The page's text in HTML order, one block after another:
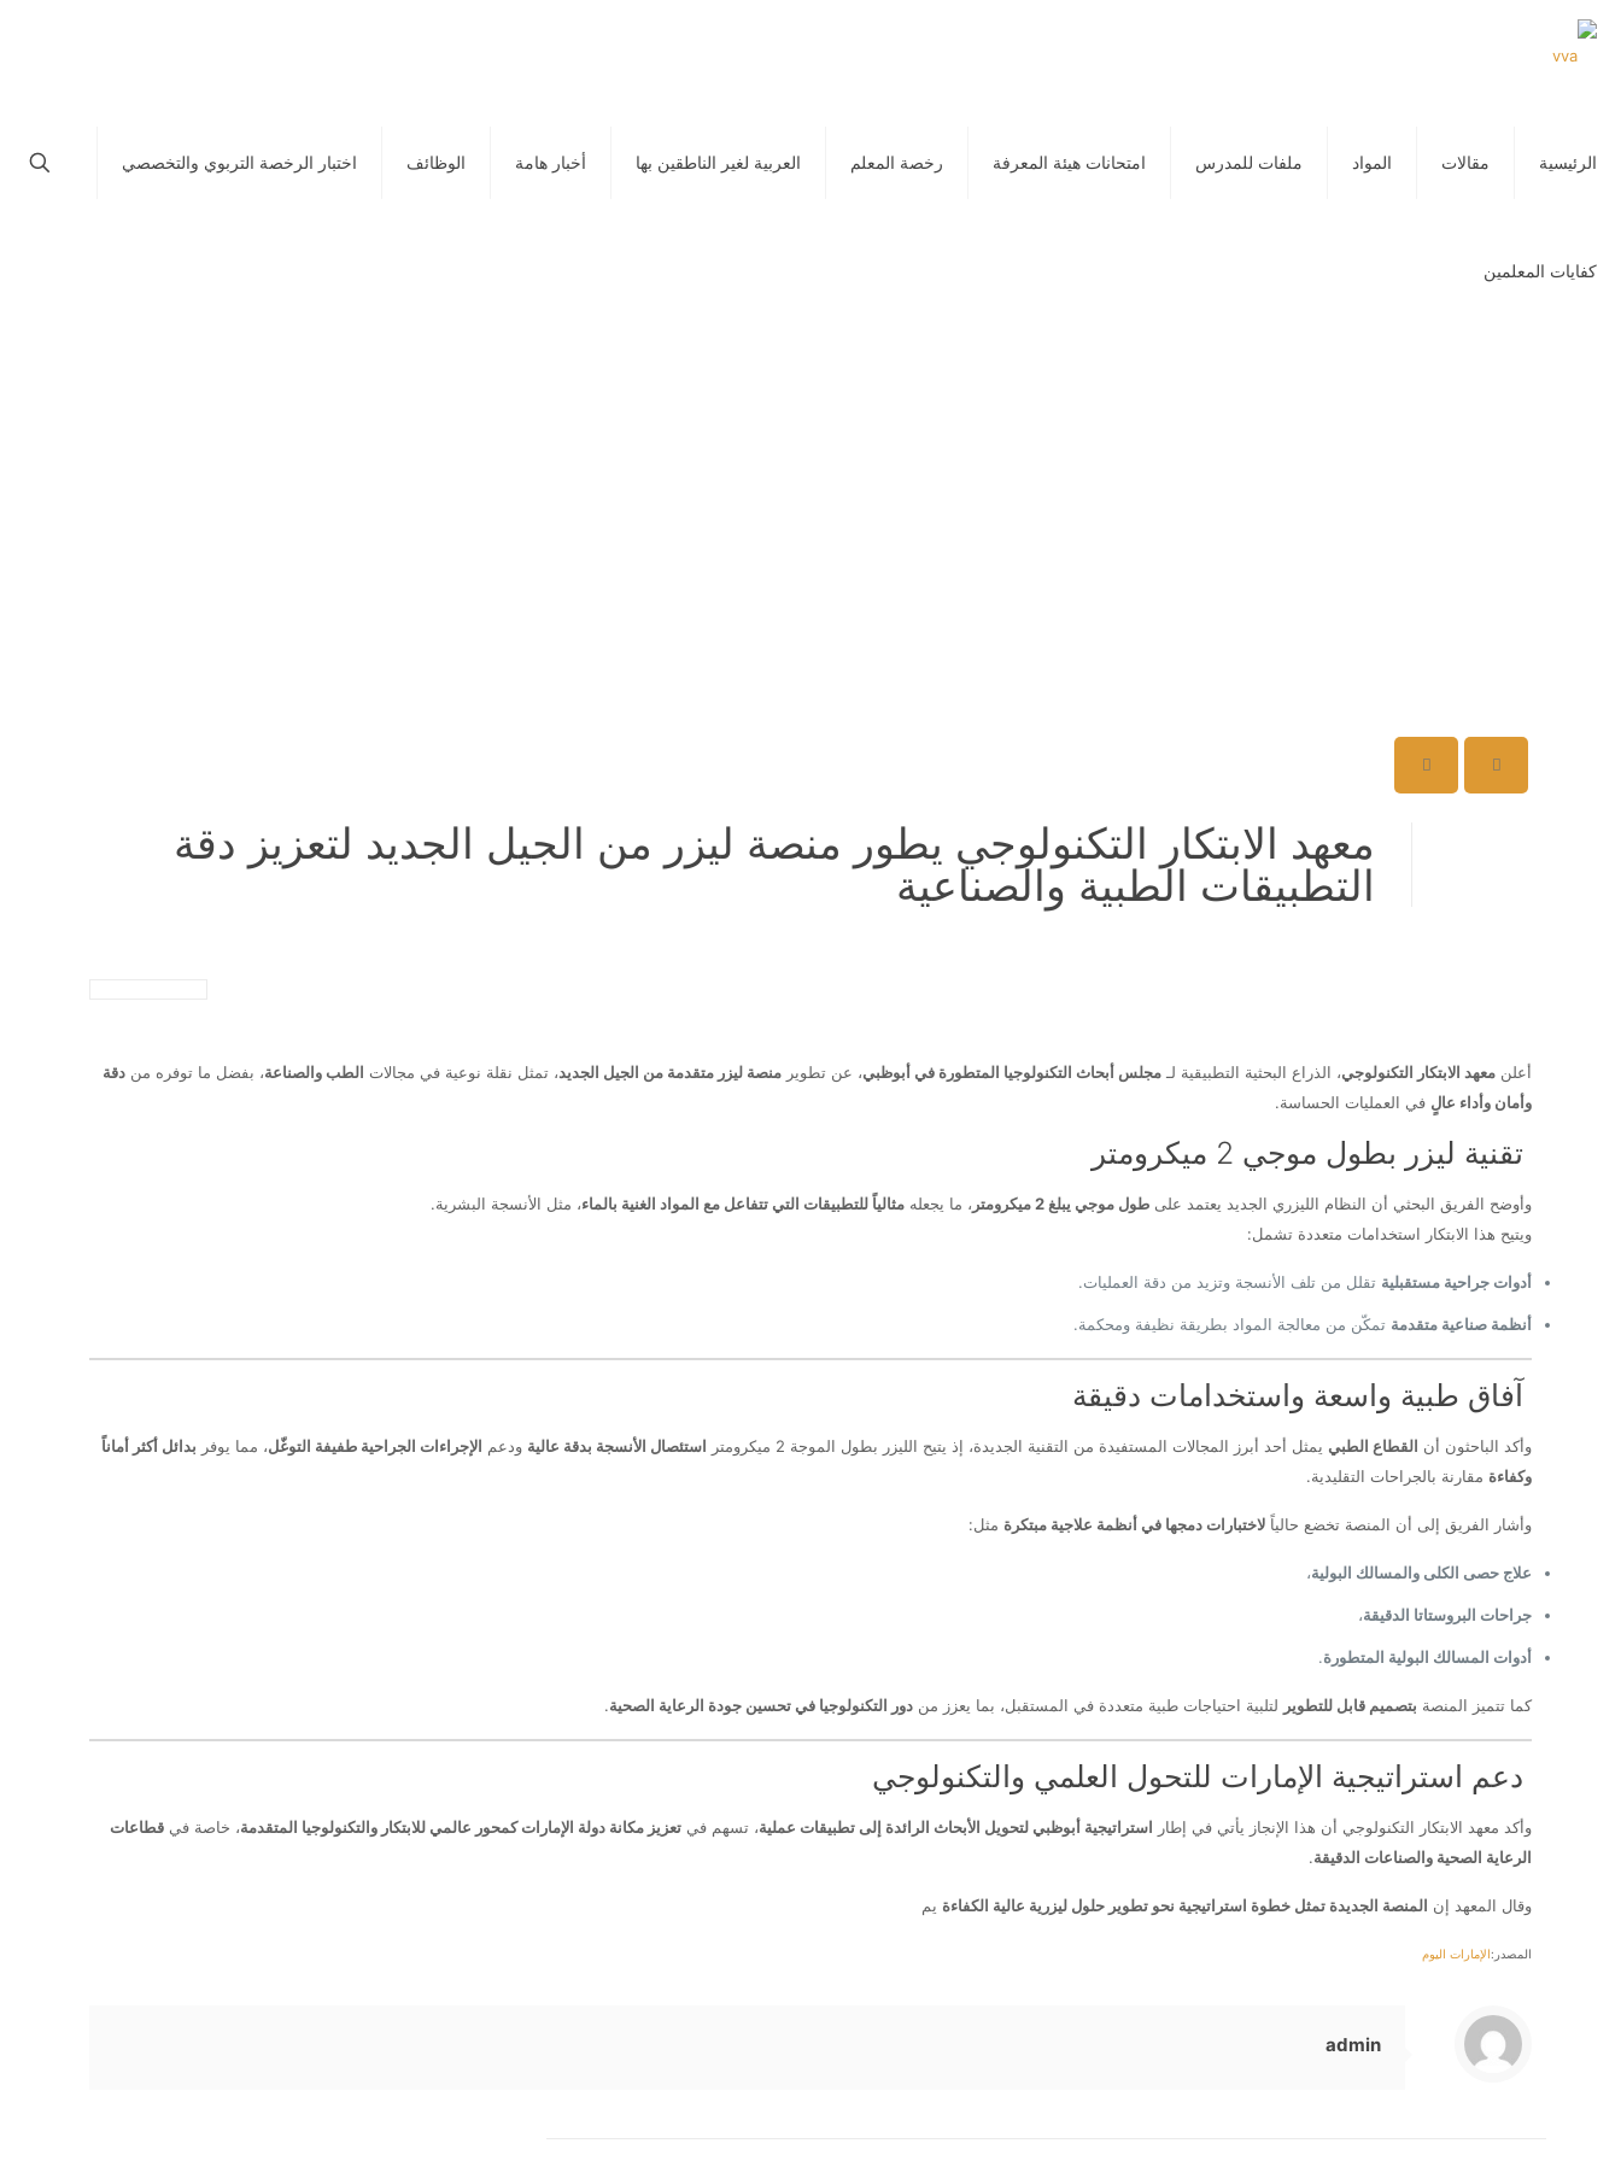
الرئيسية مقالات المواد ملفات للمدرس امتحانات هيئة المعرفة رخصة المعلم العربية لغير الناطقين بها أخبار هامة الوظائف اختبار الرخصة التربوي والتخصصي
كفايات المعلمين
معهد الابتكار التكنولوجي يطور منصة ليزر من الجيل الجديد لتعزيز دقة
التطبيقات الطبية والصناعية
أعلنمعهد الابتكار التكنولوجي، الذراع البحثية التطبيقية لـمجلس أبحاث التكنولوجيا المتطورة في أبوظبي، عن تطويرمنصة ليزر متقدمة من الجيل الجديد، تمثل نقلة نوعية في مجالات الطب والصناعة، بفضل ما توفره مندقة
وأمان وأداء عالٍ في العمليات الحساسة.
تقنية ليزر بطول موجي 2 ميكرومتر
وأوضح الفريق البحثي أن النظام الليزري الجديد يعتمد علىطول موجي يبلغ 2 ميكرومتر ، ما يجعلهمثالياً للتطبيقات التي تتفاعل مع المواد الغنية بالماء، مثل الأنسجة البشرية.
ويتيح هذا الابتكار استخدامات متعددة تشمل:
أدوات جراحية مستقبلية تقلل من تلف الأنسجة وتزيد من دقة العمليات.
أنظمة صناعية متقدمة تمكّن من معالجة المواد بطريقة نظيفة ومحكمة.
آفاق طبية واسعة واستخدامات دقيقة
وأكد الباحثون أن القطاع الطبي يمثل أحد أبرز المجالات المستفيدة من التقنية الجديدة، إذ يتيح الليزر بطول الموجة 2 ميكرومتر استئصال الأنسجة بدقة عالية ودعم الإجراءات الجراحية طفيفة التوغّل، مما يوفر بدائل أكثر أماناً
وكفاءة مقارنة بالجراحات التقليدية.
وأشار الفريق إلى أن المنصة تخضع حالياًلاختبارات دمجها في أنظمة علاجية مبتكرة مثل:
علاج حصى الكلى والمسالك البولية،
جراحات البروستاتا الدقيقة،
أدوات المسالك البولية المتطورة.
كما تتميز المنصة بتصميم قابل للتطوير لتلبية احتياجات طبية متعددة في المستقبل، بما يعزز مندور التكنولوجيا في تحسين جودة الرعاية الصحية.
دعم استراتيجية الإمارات للتحول العلمي والتكنولوجي
وأكد معهد الابتكار التكنولوجي أن هذا الإنجاز يأتي في إطار استراتيجية أبوظبي لتحويل الأبحاث الرائدة إلى تطبيقات عملية، تسهم فيتعزيز مكانة دولة الإمارات كمحور عالمي للابتكار والتكنولوجيا المتقدمة، خاصة فيقطاعات
الرعاية الصحية والصناعات الدقيقة.
وقال المعهد إن المنصة الجديدة تمثل خطوة استراتيجية نحو تطوير حلول ليزرية عالية الكفاءة يم
المصدر:الإمارات اليوم
admin